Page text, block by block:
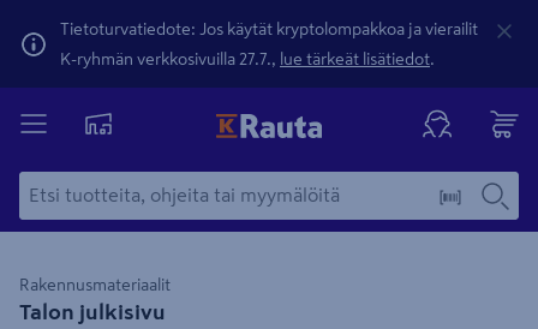
Tietoturvatiedote: Jos käytät kryptolompakkoa ja vierailit
K-ryhmän verkkosivuilla 27.7., lue tärkeät lisätiedot.
Rakennusmateriaalit
Talon julkisivu